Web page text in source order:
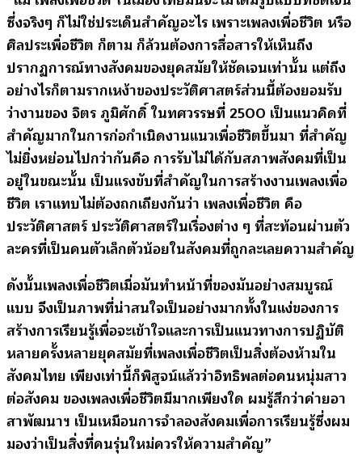
ซึ่งจริงๆ ก็ไม่ใช่ประเด็นสำคัญอะไร เพราะเพลงเพื่อชีวิต หรือ
ศิลประเพื่อชีวิต ก็ตาม ก็ล้วนต้องการสื่อสารให้เห็นถึง
ปรากฏการณ์ทางสังคมของยุคสมัยให้ชัดเจนเท่านั้น แต่ถึง
อย่างไรก็ตามรากเหง้าของประวัติศาสตร์ส่วนนี้ต้องยอมรับ
ว่างานของ จิตร ภูมิศักดิ์ ในทศวรรษที่ 2500 เป็นแนวคิดที่
สำคัญมากในการก่อกำเนิดงานแนวเพื่อชีวิตขึ้นมา ที่สำคัญ
ไม่ยิ่งหย่อนไปกว่ากันคือ การรับไม่ได้กับสภาพสังคมที่เป็น
อยู่ในขณะนั้น เป็นแรงขับที่สำคัญในการสร้างงานเพลงเพื่อ
ชีวิต เราแทบไม่ต้องถกเถียงกันว่า เพลงเพื่อชีวิต คือ
ประวัติศาสตร์ ประวัติศาสตร์ในเรื่องต่าง ๆ ที่สะท้อนผ่านตัว
ละครที่เป็นคนตัวเล็กตัวน้อยในสังคมที่ถูกละเลยความสำคัญ
ดังนั้นเพลงเพื่อชีวิตเมื่อมันทำหน้าที่ของมันอย่างสมบูรณ์
แบบ จึงเป็นภาพที่น่าสนใจเป็นอย่างมากทั้งในแง่ของการ
สร้างการเรียนรู้เพื่อจะเข้าใจและการเป็นแนวทางการปฏิบัติ
หลายครั้งหลายยุคสมัยที่เพลงเพื่อชีวิตเป็นสิ่งต้องห้ามใน
สังคมไทย เพียงเท่านี้ก็พิสูจน์แล้วว่าอิทธิพลต่อคนหนุ่มสาว
ต่อสังคม ของเพลงเพื่อชีวิตมีมากเพียงใด ผมรู้สึกว่าค่ายอา
สาพัฒนาฯ เป็นเหมือนการจำลองสังคมเพื่อการเรียนรู้ซึ่งผม
มองว่าเป็นสิ่งที่คนรุ่นใหม่ควรให้ความสำคัญ”